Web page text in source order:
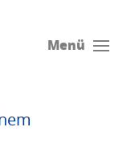
Menü